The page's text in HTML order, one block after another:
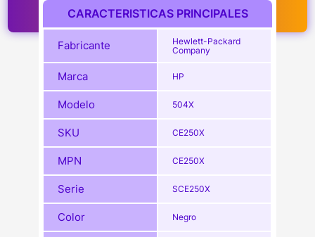
CARACTERISTICAS PRINCIPALES
Fabricante
Hewlett-Packard
Company
Marca HP
Modelo 504X
SKU CE250X
MPN CE250X
Serie SCE250X
Color Negro